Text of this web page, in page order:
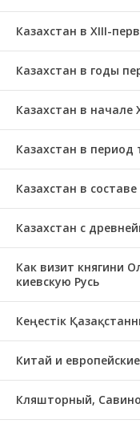
Казахстан в XIII-
Казахстан в годы
Казахстан в начале
Казахстан в
Казахстан в
Казахстан с
Как визит княгини
киевскую Русь
Кеңестік
Китай и
Кляшторный,